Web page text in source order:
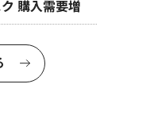
鳴らす
ビュー
ル国際ア
購入需要増